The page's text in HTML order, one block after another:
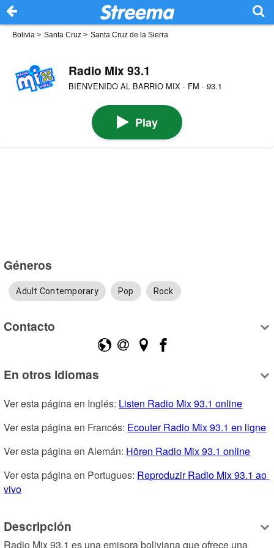
Bolivia > Santa Cruz > Santa Cruz de la Sierra
Radio Mix 93.1
BIENVENIDO AL BARRIO MIX · FM · 93.1
Play
Géneros
Adult Contemporary Pop Rock
Contacto
En otros idiomas
Ver esta página en Inglés: Listen Radio Mix 93.1 online
Ver esta página en Francés: Ecouter Radio Mix 93.1 en ligne
Ver esta página en Alemán: Hören Radio Mix 93.1 online
Ver esta página en Portugues: Reproduzir Radio Mix 93.1 ao
vivo
Descripción
Radio Mix 93.1 es una emisora boliviana que ofrece una